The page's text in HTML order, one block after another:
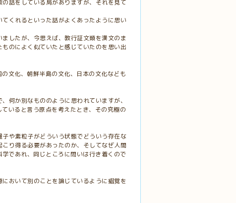
話をしている局がありますが、それを見て
くれるといった話がよくあったように思い
したが、今思えば、教行証文類を漢文のま
のによく似ていたと感じていたのを思い出
文化、朝鮮半島の文化、日本の文化なども
何か別なもののように思われていますが、
いると言う原点を考えたとき、その究極の
や素粒子がどういう状態でどういう存在な
り得る必要があったのか、そしてなぜ人間
であれ、同じところに問いは行き着くので
おいて別のことを論じているように錯覚を